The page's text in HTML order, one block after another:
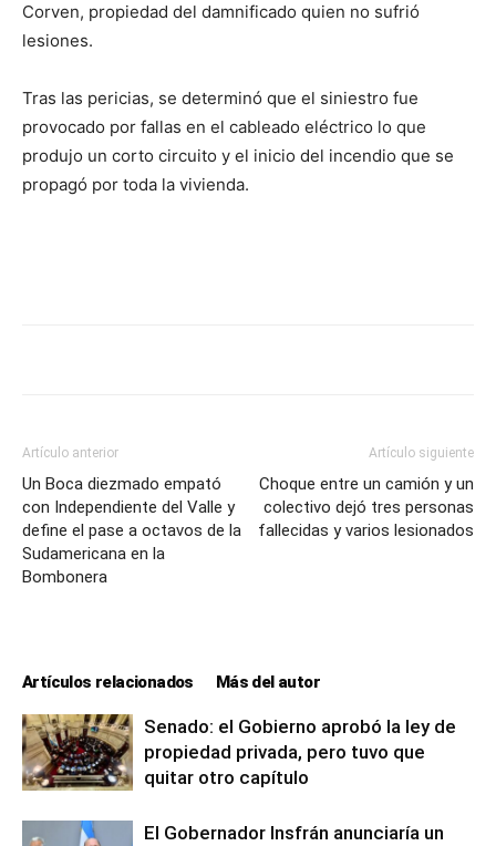
Corven, propiedad del damnificado quien no sufrió
lesiones.
Tras las pericias, se determinó que el siniestro fue
provocado por fallas en el cableado eléctrico lo que
produjo un corto circuito y el inicio del incendio que se
propagó por toda la vivienda.
Artículo anterior
Un Boca diezmado empató
con Independiente del Valle y
define el pase a octavos de la
Sudamericana en la
Bombonera
Artículo siguiente
Choque entre un camión y un
colectivo dejó tres personas
fallecidas y varios lesionados
Artículos relacionados Más del autor
Senado: el Gobierno aprobó la ley de
propiedad privada, pero tuvo que
quitar otro capítulo
El Gobernador Insfrán anunciaría un